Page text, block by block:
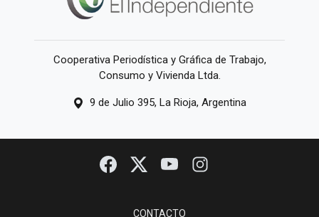
Cooperativa Periodística y Gráfica de Trabajo,
Consumo y Vivienda Ltda.
9 de Julio 395, La Rioja, Argentina
CONTACTO